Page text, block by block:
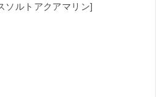
ソルトアクアマリン]